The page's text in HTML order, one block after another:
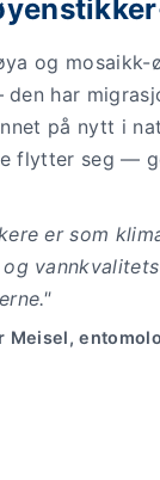
og
har
på nytt i
flytter seg —
er som
Meisel,